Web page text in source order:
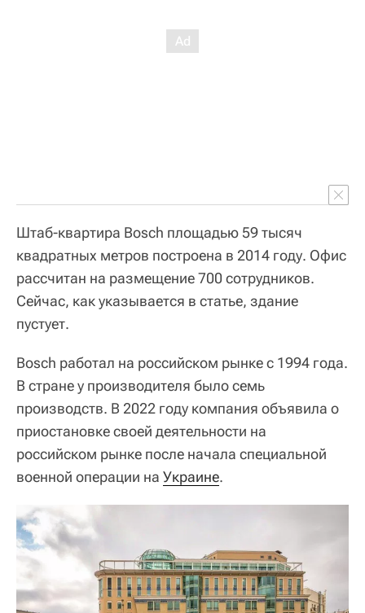
Штаб-квартира Bosch площадью 59 тысяч
квадратных метров построена в 2014 году. Офис
рассчитан на размещение 700 сотрудников.
Сейчас, как указывается в статье, здание
пустует.
Bosch работал на российском рынке с 1994 года.
В стране у производителя было семь
производств. В 2022 году компания объявила о
приостановке своей деятельности на
российском рынке после начала специальной
военной операции на Украине.